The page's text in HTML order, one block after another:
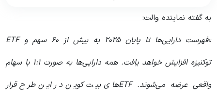
به گفته نماینده والت:
«فهرست دارایی‌ها تا پایان ۲۰۲۵ به بیش از ۶۰ سهم و ETF
توکنیزه افزایش خواهد یافت. همه دارایی‌ها به صورت ۱:۱ با سهام
واقعی عرضه می‌شوند. ETFهای بیت کوین در این طرح قرار